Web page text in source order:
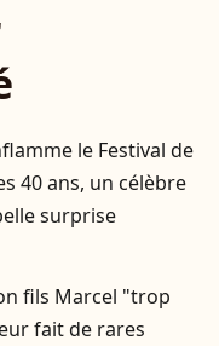
le Festival de
40 ans, un célèbre
surprise
fils Marcel "trop
fait de rares